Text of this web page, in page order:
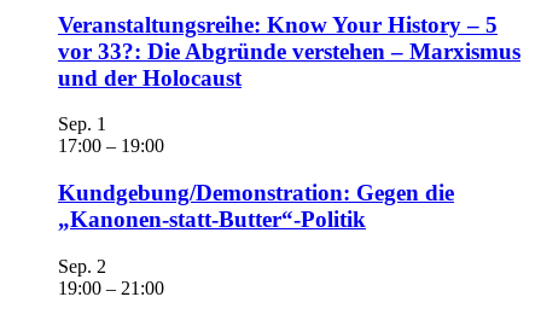
Veranstaltungsreihe: Know Your History – 5
vor 33?: Die Abgründe verstehen – Marxismus
und der Holocaust
Sep. 1
17:00 – 19:00
Kundgebung/Demonstration: Gegen die
„Kanonen-statt-Butter“-Politik
Sep. 2
19:00 – 21:00